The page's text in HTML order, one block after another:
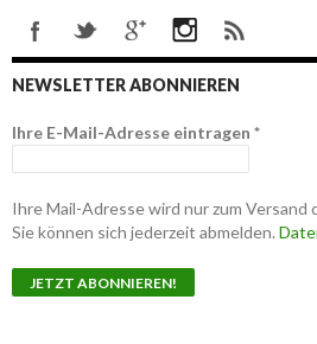
NEWSLETTER ABONNIEREN
Ihre E-Mail-Adresse eintragen *
Ihre Mail-Adresse wird nur zum
Sie können sich jederzeit abmelden.